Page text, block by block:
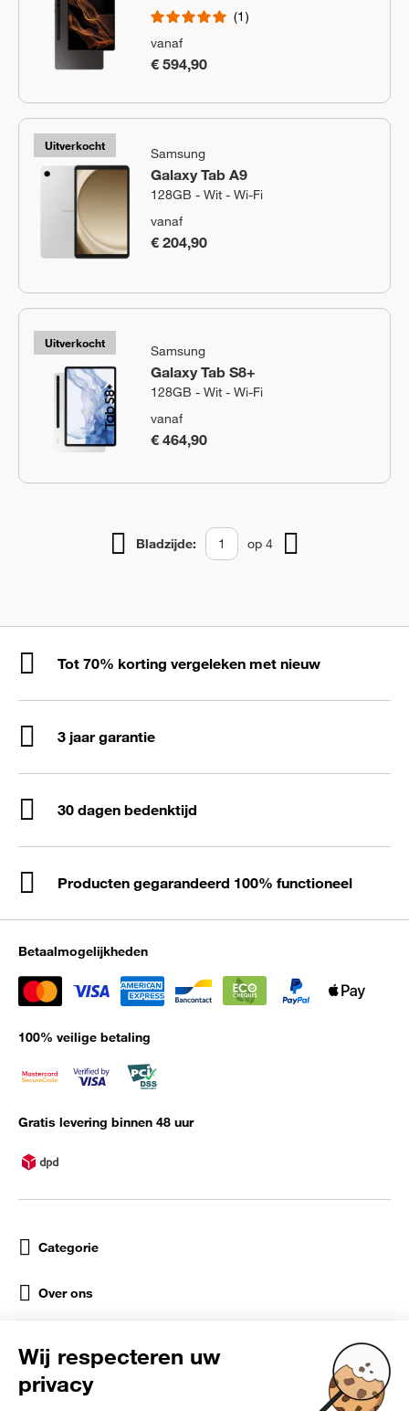
1
vanaf
€ 594,90
Uitverkocht Samsung
Galaxy Tab A9
128GB - Wit - Wi-Fi
vanaf
€ 204,90
Uitverkocht Samsung
Galaxy Tab S8+
128GB - Wit - Wi-Fi
vanaf
€ 464,90
Bladzijde: op 4
Tot 70% korting vergeleken met nieuw
3 jaar garantie
30 dagen bedenktijd
Producten gegarandeerd 100% functioneel
Betaalmogelijkheden
100% veilige betaling
Gratis levering binnen 48 uur
Categorie
Over ons
Sociale netwerken